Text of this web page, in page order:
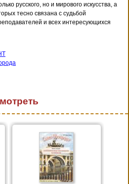
русского, но и мирового искусства, а
тесно связана с судьбой
и всех интересующихся